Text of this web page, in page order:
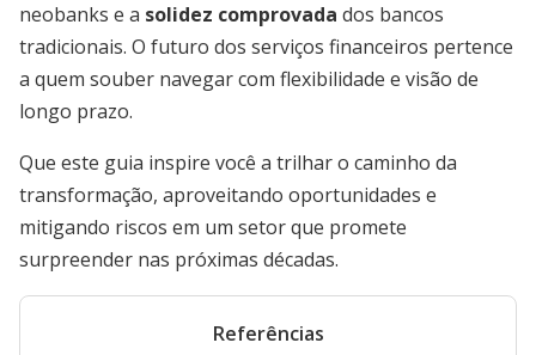
neobanks e a solidez comprovada dos bancos
tradicionais. O futuro dos serviços financeiros pertence
a quem souber navegar com flexibilidade e visão de
longo prazo.
Que este guia inspire você a trilhar o caminho da
transformação, aproveitando oportunidades e
mitigando riscos em um setor que promete
surpreender nas próximas décadas.
Referências